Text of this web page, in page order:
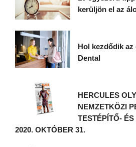
kerüljön el az
Hol kezdődik az
Dental
HERCULES
NEMZETKÖZI
TESTÉPÍTŐ-
2020. OKTÓBER 31.